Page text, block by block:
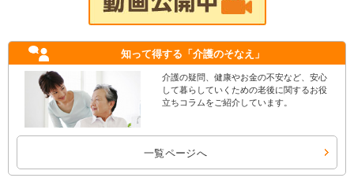
知って得する 「介護のそなえ」
介護の疑問、健康やお金の不安など、安心
して暮らしていくための老後に関するお役
立ちコラムをご紹介しています。
一覧ページへ